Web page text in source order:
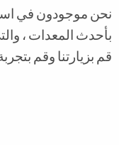
موجودون في
المعدات ،
بزيارتنا وقم